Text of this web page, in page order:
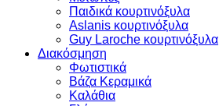
Παιδικά κουρτινόξυλα
Aslanis κουρτινόξυλα
Guy Laroche κουρτινόξυλα
Διακόσμηση
Φωτιστικά
Βάζα Κεραμικά
Καλάθια